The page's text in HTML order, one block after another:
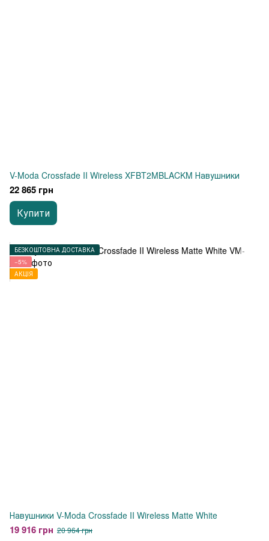
V-Moda Crossfade II Wireless XFBT2MBLACKM Навушники
22 865 грн
Купити
БЕЗКОШТОВНА ДОСТАВКА
−5%
АКЦІЯ
Навушники V-Moda Crossfade II Wireless Matte White
19 916 грн 20 964 грн